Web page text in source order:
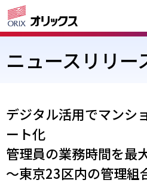
ニュースリリー
デジタル活用でマンシ
ート化
管理員の業務時間を最
～東京23区内の管理組